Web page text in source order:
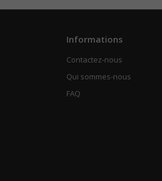
Informations
Contactez-nous
Qui sommes-nous
FAQ